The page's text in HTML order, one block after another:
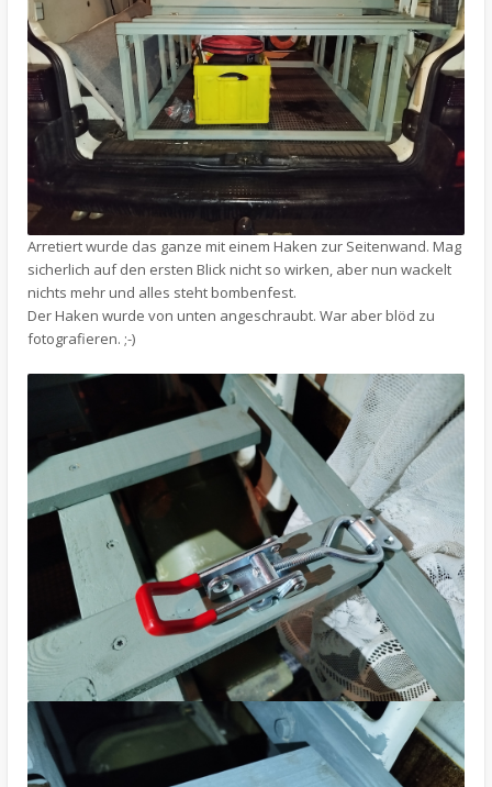
Arretiert wurde das ganze mit einem Haken zur Seitenwand. Mag
sicherlich auf den ersten Blick nicht so wirken, aber nun wackelt
nichts mehr und alles steht bombenfest.
Der Haken wurde von unten angeschraubt. War aber blöd zu
fotografieren. ;-)